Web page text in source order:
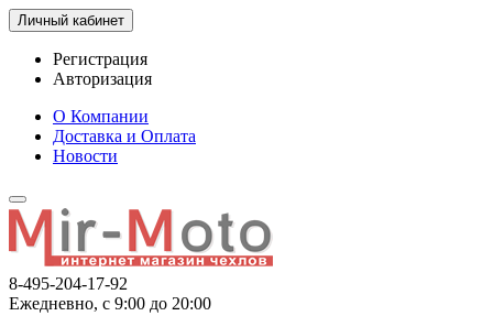
Личный кабинет
Регистрация
Авторизация
О Компании
Доставка и Оплата
Новости
8-495-204-17-92
Ежедневно, с 9:00 до 20:00